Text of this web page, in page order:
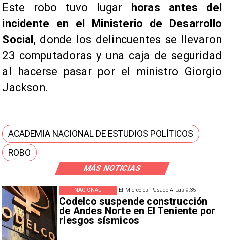
MÁS NOTICIAS
El Miércoles Pasado A Las 9:35
Codelco suspende construcción
de Andes Norte en El Teniente por
riesgos sísmicos
NACIONAL
Este robo tuvo lugar horas antes del
incidente en el Ministerio de Desarrollo
Social , donde los delincuentes se llevaron
23 computadoras y una caja de seguridad
al hacerse pasar por el ministro Giorgio
Jackson.
ACADEMIA NACIONAL DE ESTUDIOS POLÍTICOS
ROBO